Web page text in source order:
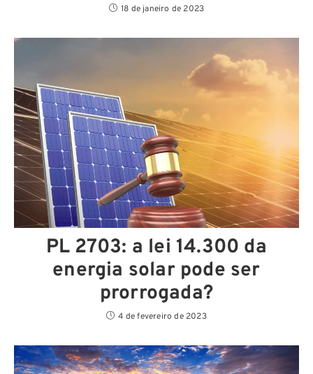
18 de janeiro de 2023
PL 2703: a lei 14.300 da
energia solar pode ser
prorrogada?
4 de fevereiro de 2023